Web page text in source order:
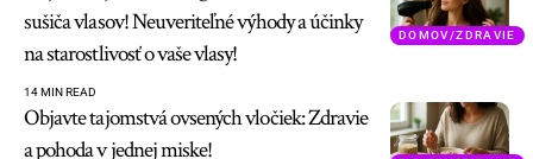
DOMOV/ZDRAVIE
sušiča vlasov! Neuveriteľné výhody a účinky
na starostlivosť o vaše vlasy!
14 MIN READ
Objavte tajomstvá ovsených vločiek: Zdravie
a pohoda v jednej miske!